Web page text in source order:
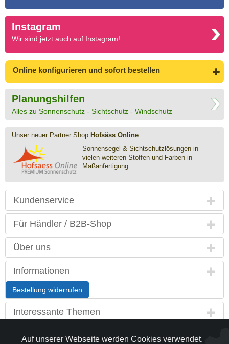
Instagram
Wir sind jetzt auch auf Instagram!
Online konfigurieren und sofort bestellen
Planungshilfen
Alles zu Sonnenschutz - Sichtschutz - Windschutz
Unser neuer Partner Shop Hofsäss Online
Sonnensegel & Sichtschutz­lösungen in
vielen weiteren Stoffen und Farben in
Maßanfertigung.
Kundenservice
Für Händler / B2B-Shop
Über uns
Informationen
Bestellung widerrufen
Interessante Themen
Land / Sprache
Auf unserer Webseite werden Cookies verwendet.